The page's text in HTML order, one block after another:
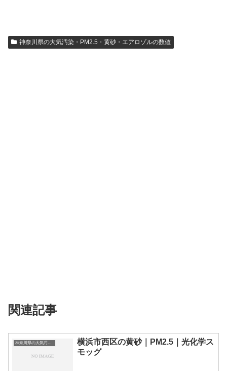
神奈川県の大気汚染・PM2.5・黄砂・エアロゾルの数値
関連記事
神奈川県の大気汚染・PM2.5・黄砂・エアロゾルの数値
横浜市西区の黄砂｜PM2.5｜光化学ス
モッグ